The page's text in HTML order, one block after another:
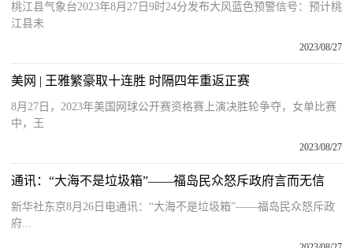
桃江县气象台2023年8月27日9时24分发布大风蓝色预警信号：预计桃
江县未
2023/08/27
美网 | 王雅繁豪取十连胜 时隔四年重返正赛
8月27日，2023年美国网球公开赛资格赛上演决胜轮争夺，女单比赛
中，王
2023/08/27
通讯：“大海不是垃圾箱”——福岛民众怒斥政府言而无信
新华社东京8月26日电通讯：“大海不是垃圾箱”——福岛民众怒斥政
府...